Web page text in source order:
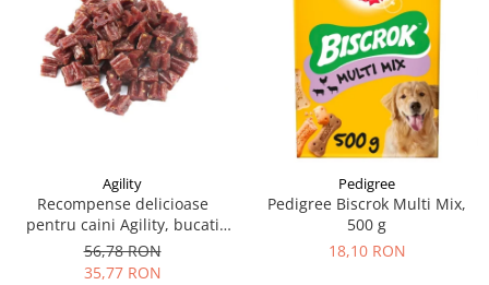
Agility
Recompense delicioase
pentru caini Agility, bucati
inimioara iepure, 500g
56,78 RON
35,77 RON
Pedigree
Pedigree Biscrok Multi Mix,
500 g
18,10 RON